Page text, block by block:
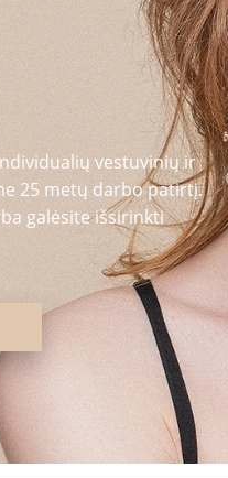
vestuvinių ir
25 metų darbo patirtį.
galėsite išsirinkti